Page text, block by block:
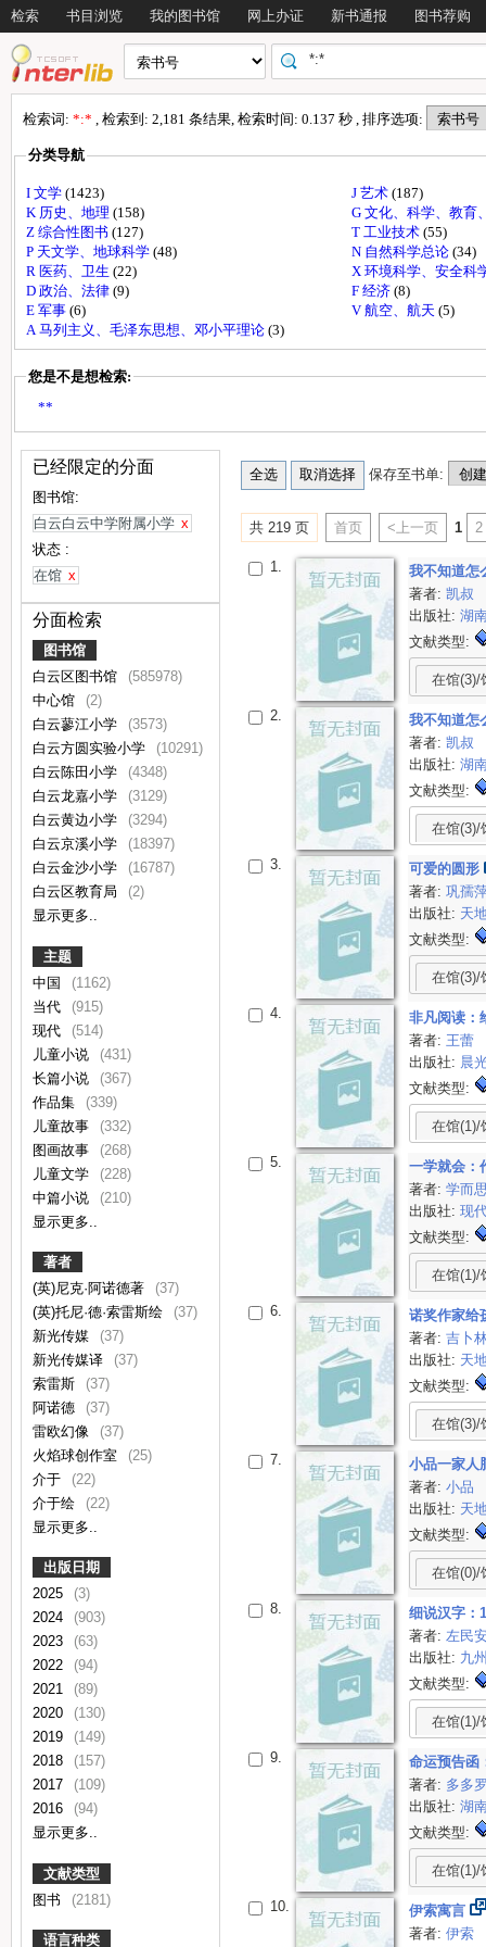
检索 书目浏览 我的图书馆 网上办证 新书通报 图书荐购
检索词: *:* , 检索到: 2,181 条结果, 检索时间: 0.137 秒 , 排序选项:
分类导航
I 文学 (1423) J 艺术 (187)
K 历史、地理 (158)
G 文化、科学、教育
Z 综合性图书 (127) T 工业技术 (55)
P 天文学、地球科学 (48) N 自然科学总论 (34)
R 医药、卫生 (22)
X 环境科学、安全科
D 政治、法律 (9) F 经济 (8)
E 军事 (6) V 航空、航天 (5)
A 马列主义、毛泽东思想、邓小平理论 (3)
您是不是想检索:
**
已经限定的分面
图书馆:
白云白云中学附属小学 x
状态 :
在馆 x
分面检索
图书馆
白云区图书馆
(585978)
中心馆
(2)
白云蓼江小学
(3573)
白云方圆实验小学
(10291)
白云陈田小学
(4348)
白云龙嘉小学
(3129)
白云黄边小学
(3294)
白云京溪小学
(18397)
白云金沙小学
(16787)
白云区教育局
(2)
显示更多..
主题
中国
(1162)
当代
(915)
现代
(514)
儿童小说
(431)
长篇小说
(367)
作品集
(339)
儿童故事
(332)
图画故事
(268)
儿童文学
(228)
中篇小说
(210)
显示更多..
著者
(英)尼克·阿诺德著
(37)
(英)托尼·德·索雷斯绘
(37)
新光传媒
(37)
新光传媒译
(37)
索雷斯
(37)
阿诺德
(37)
雷欧幻像
(37)
火焰球创作室
(25)
介于
(22)
介于绘
(22)
显示更多..
出版日期
2025
(3)
2024
(903)
2023
(63)
2022
(94)
2021
(89)
2020
(130)
2019
(149)
2018
(157)
2017
(109)
2016
(94)
显示更多..
文献类型
图书
(2181)
语言种类
保存至书单:
共 219 页 首页 <上一页 1 2
1.
我不知道怎
著者:凯叔
出版社:湖
文献类型:
在馆(3)/
2.
我不知道怎
著者:凯叔
出版社:湖
文献类型:
在馆(3)/
3.
可爱的圆形
著者:巩孺
出版社: 天
文献类型:
在馆(3)/
4.
非凡阅读：
著者: 王蕾
出版社: 晨
文献类型:
在馆(1)/
5.
一学就会：
著者:学而
出版社:现
文献类型:
在馆(1)/
6.
诺奖作家给
著者:吉卜
出版社: 天
文献类型:
在馆(3)/
7.
小品一家人
著者:小品
出版社: 天
文献类型:
在馆(0)/
8.
细说汉字：
著者: 左民
出版社: 九
文献类型:
在馆(1)/
9.
命运预告函
著者: 多多
出版社:湖
文献类型:
在馆(1)/
10.
伊索寓言
著者:伊索